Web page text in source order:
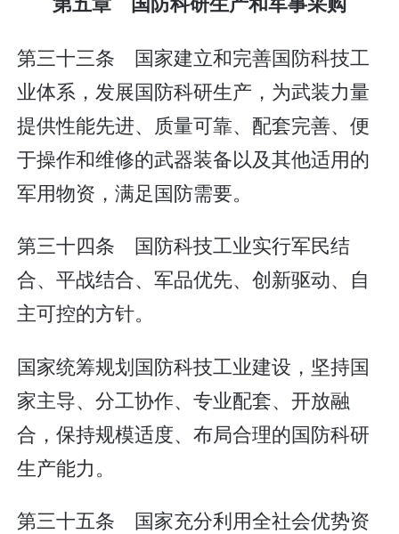
第三十三条 国家建立和完善国防科技工
业体系，发展国防科研生产，为武装力量
提供性能先进、质量可靠、配套完善、便
于操作和维修的武器装备以及其他适用的
军用物资，满足国防需要。
第三十四条 国防科技工业实行军民结
合、平战结合、军品优先、创新驱动、自
主可控的方针。
国家统筹规划国防科技工业建设，坚持国
家主导、分工协作、专业配套、开放融
合，保持规模适度、布局合理的国防科研
生产能力。
第三十五条 国家充分利用全社会优势资